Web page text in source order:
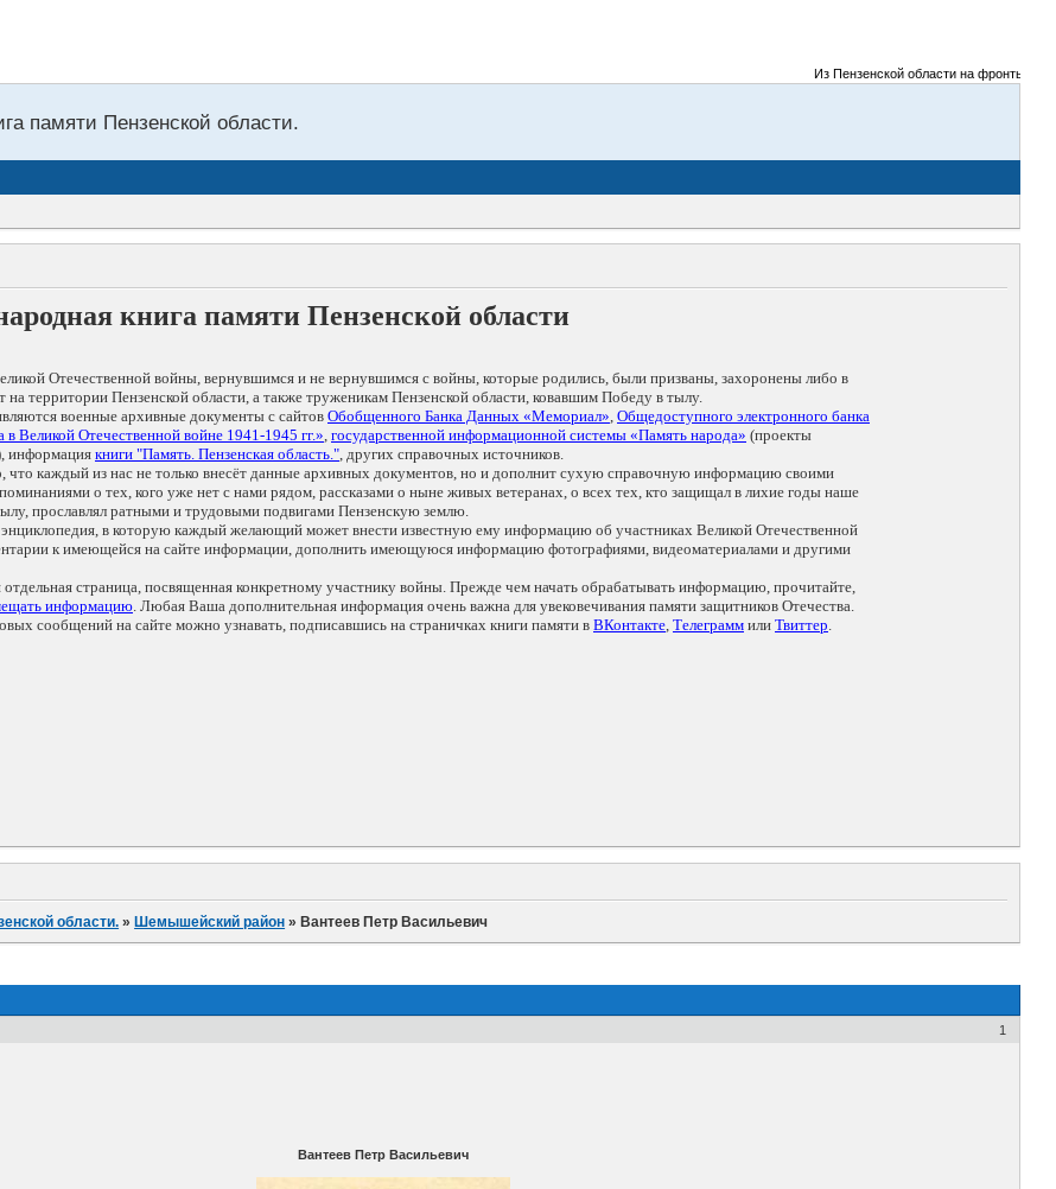
Из Пензенской области на фронты
памяти Пензенской области.
книга памяти Пензенской области
Отечественной войны, вернувшимся и не вернувшимся с войны, которые родились, были призваны, захоронены либо в
территории Пензенской области, а также труженикам Пензенской области, ковавшим Победу в тылу.
военные архивные документы с сайтов Обобщенного Банка Данных «Мемориал», Общедоступного электронного банка
Великой Отечественной войне 1941-1945 гг.», государственной информационной системы «Память народа» (проекты
информациякниги "Память. Пензенская область.", других справочных источников.
что каждый из нас не только внесёт данные архивных документов, но и дополнит сухую справочную информацию своими
о тех, кого уже нет с нами рядом, рассказами о ныне живых ветеранах, о всех тех, кто защищал в лихие годы наше
прославлял ратными и трудовыми подвигами Пензенскую землю.
энциклопедия, в которую каждый желающий может внести известную ему информацию об участниках Великой Отечественной
к имеющейся на сайте информации, дополнить имеющуюся информацию фотографиями, видеоматериалами и другими
отдельная страница, посвященная конкретному участнику войны. Прежде чем начать обрабатывать информацию, прочитайте,
информацию. Любая Ваша дополнительная информация очень важна для увековечивания памяти защитников Отечества.
сообщений на сайте можно узнавать, подписавшись на страничках книги памяти в ВКонтакте, Телеграмм или Твиттер.
области. » Шемышейский район » Вантеев Петр Васильевич
1
Вантеев Петр Васильевич